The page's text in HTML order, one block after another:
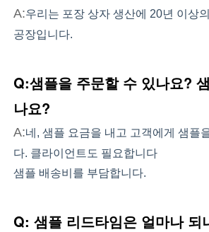
A:우리는 포장 상자 생산에 20년 이상
공장입니다.
Q:샘플을 주문할 수 있나요?
나요?
A:네, 샘플 요금을 내고 고객에게 샘플
다. 클라이언트도 필요합니다
샘플 배송비를 부담합니다.
Q: 샘플 리드타임은 얼마나 되